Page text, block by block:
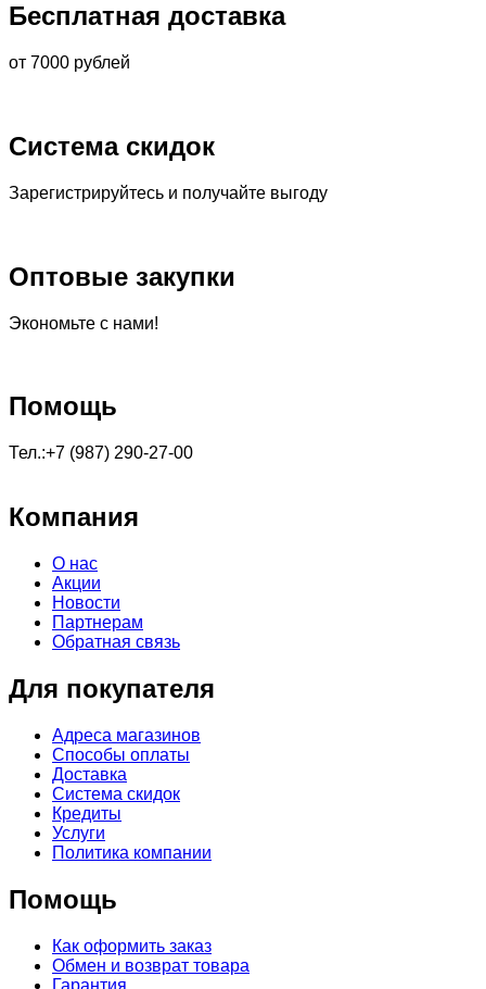
Бесплатная доставка
от 7000 рублей
Система скидок
Зарегистрируйтесь и получайте выгоду
Оптовые закупки
Экономьте с нами!
Помощь
Тел.:+7 (987) 290-27-00
Компания
О нас
Акции
Новости
Партнерам
Обратная связь
Для покупателя
Адреса магазинов
Способы оплаты
Доставка
Система скидок
Кредиты
Услуги
Политика компании
Помощь
Как оформить заказ
Обмен и возврат товара
Гарантия